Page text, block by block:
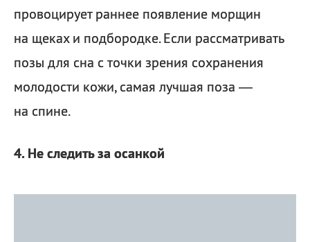
провоцирует раннее появление морщин
на щеках и подбородке. Если рассматривать
позы для сна с точки зрения сохранения
молодости кожи, самая лучшая поза —
на спине.
4. Не следить за осанкой